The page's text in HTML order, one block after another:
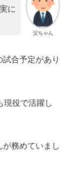
父ちゃん
に
合予定があり
現役で活躍し
務めていまし